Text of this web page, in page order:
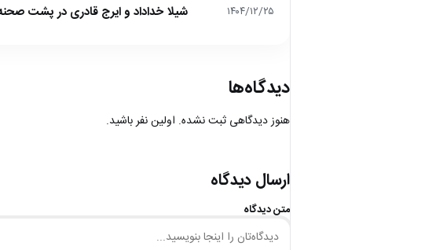
۱۴۰۴/۱۲/۲۵ شیلا خداداد و ایرج قادری در پشت صحنه
دیدگاه‌ها
هنوز دیدگاهی ثبت نشده. اولین نفر باشید.
ارسال دیدگاه
متن دیدگاه